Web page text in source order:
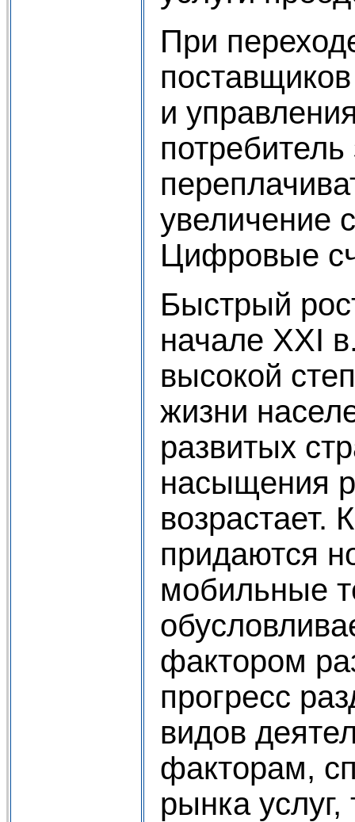
При
и
увеличение
Цифровые
Быстрый
начале XXI
высокой
жизни
развитых
насыщения
возрастает.
придаются
мобильные
фактором
прогресс
видов
факторам,
рынка